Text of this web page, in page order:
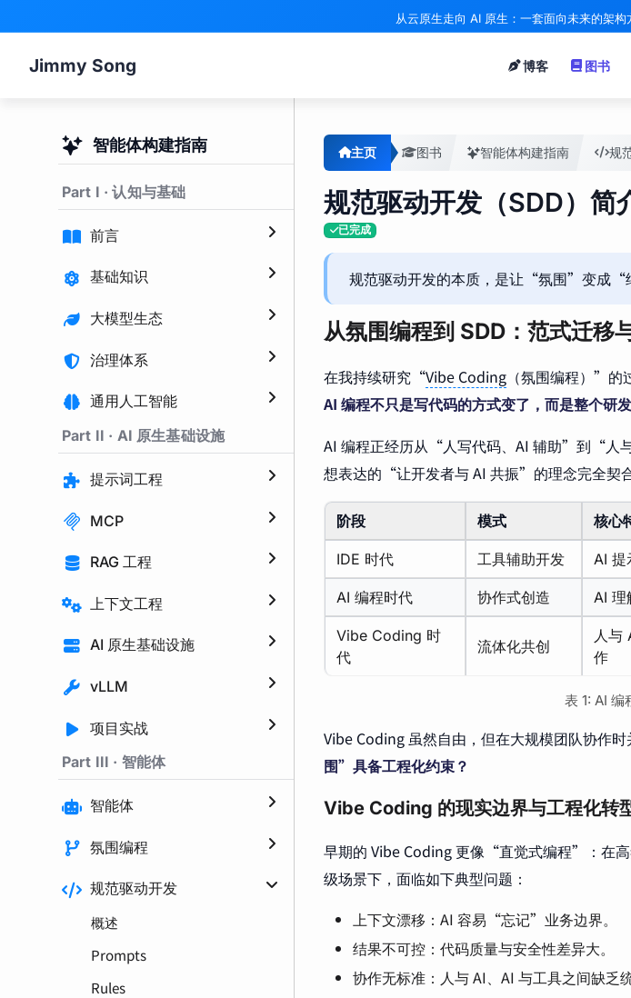
从云原生走向 AI 原生：一套面向未来的架构
Jimmy Song 博客 图书
智能体构建指南
Part I · 认知与基础
前言
基础知识
大模型生态
治理体系
通用人工智能
Part II · AI 原生基础设施
提示词工程
MCP
RAG 工程
上下文工程
AI 原生基础设施
vLLM
项目实战
Part III · 智能体
智能体
氛围编程
规范驱动开发
概述
Prompts
Rules
主页 图书 智能体构建指南 规
规范驱动开发（SDD）简
已完成
规范驱动开发的本质，是让“氛围”变成“
从氛围编程到 SDD：范式迁移
在我持续研究“Vibe Coding （氛围编程）”的
AI 编程不只是写代码的方式变了，而是整个研发
AI 编程正经历从“人写代码、AI 辅助”到“人
想表达的“让开发者与 AI 共振”的理念完全契
阶段 模式 核心
IDE 时代 工具辅助开发 AI 提
AI 编程时代 协作式创造 AI 理
Vibe Coding 时
代
流体化共创
人与
作
表 1: AI 编
Vibe Coding 虽然自由，但在大规模团队协作
围”具备工程化约束？
Vibe Coding 的现实边界与工程化转
早期的 Vibe Coding 更像“直觉式编程”：在
级场景下，面临如下典型问题：
上下文漂移：AI 容易“忘记”业务边界。
结果不可控：代码质量与安全性差异大。
协作无标准：人与 AI、AI 与工具之间缺乏